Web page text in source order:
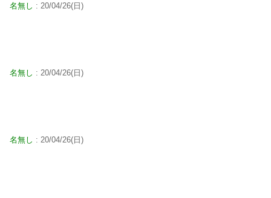
名無し : 20/04/26(日)
名無し : 20/04/26(日)
名無し : 20/04/26(日)